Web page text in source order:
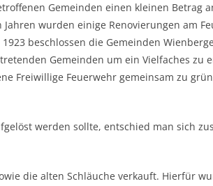
Gemeinden einen kleinen Betrag
wurden einige Renovierungen am
beschlossen die Gemeinden
Gemeinden um ein Vielfaches zu
Freiwillige Feuerwehr gemeinsam zu
werden sollte, entschied man sich
die alten Schläuche verkauft. Hierfür